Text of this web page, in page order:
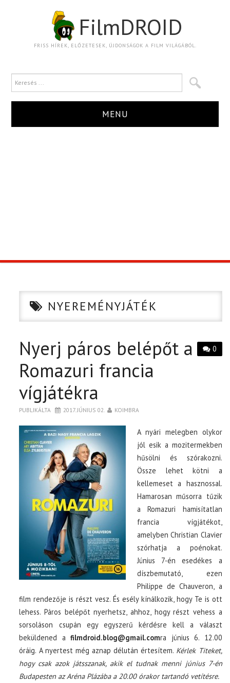
FilmDROID
FRISS HÍREK, ELŐZETESEK, ÚJDONSÁGOK A FILM VILÁGÁBÓL.
MENU
CIKK
PÓLÓ RENDELÉS
NYEREMÉNYJÁTÉK
0
Nyerj páros belépőt a
Romazuri francia
vígjátékra
PUBLIKÁLTA 2017. JÚNIUS 02. KOIMBRA
A nyári melegben olykor
jól esik a mozitermekben
hűsölni és szórakozni.
Össze lehet kötni a
kellemeset a hasznossal.
Hamarosan műsorra tűzik
a Romazuri hamisítatlan
francia vígjátékot,
amelyben Christian Clavier
szórhatja a poénokat.
Június 7-én esedékes a
díszbemutató, ezen
Philippe de Chauveron, a
film rendezője is részt vesz. És esély kínálkozik, hogy Te is ott
lehess. Páros belépőt nyerhetsz, ahhoz, hogy részt vehess a
sorsoláson csupán egy egyszerű kérdésre kell a választ
beküldened afilmdroid.blog@gmail.comra június 6. 12.00
óráig. A nyertest még aznap délután értesítem. Kérlek Titeket,
hogy csak azok játsszanak, akik el tudnak menni június 7-én
Budapesten az Aréna Plázába a 20.00 órakor tartandó vetítésre.